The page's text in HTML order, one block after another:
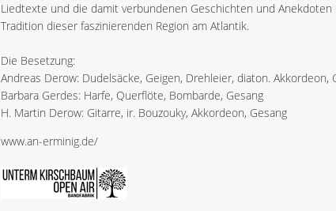
Liedtexte und die damit verbundenen Geschichten und
Tradition dieser faszinierenden Region am Atlantik.
Die Besetzung:
Andreas Derow: Dudelsäcke, Geigen, Drehleier, diaton. Akkordeon,
Barbara Gerdes: Harfe, Querflöte, Bombarde, Gesang
H. Martin Derow: Gitarre, ir. Bouzouky, Akkordeon, Gesang
www.an-erminig.de/